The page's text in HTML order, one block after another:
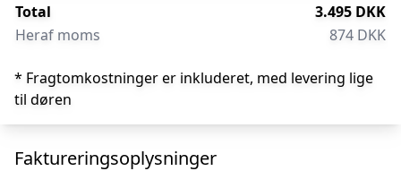
Total
3.495 DKK
Heraf moms
874 DKK
* Fragtomkostninger er inkluderet, med levering lige
til døren
Faktureringsoplysninger